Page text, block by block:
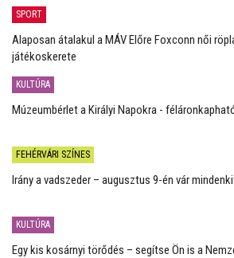
SPORT
Alaposan átalakul a MÁV Előre Foxconn női
játékoskerete
KULTÚRA
Múzeumbérlet a Királyi Napokra -
FEHÉRVÁRI SZÍNES
Irány a vadszeder – augusztus 9-én vár
KULTÚRA
Egy kis kosárnyi törődés – segítse Ön is a